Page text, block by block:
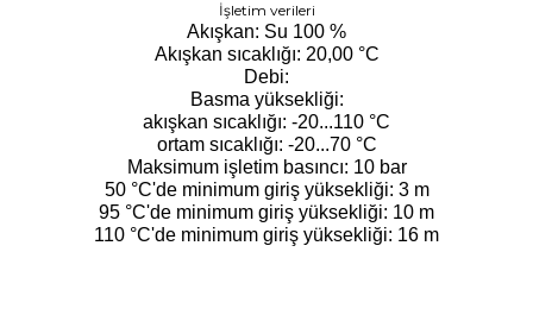
İşletim verileri
Akışkan: Su 100 %
Akışkan sıcaklığı: 20,00 °C
Debi:
Basma yüksekliği:
akışkan sıcaklığı: -20...110 °C
ortam sıcaklığı: -20...70 °C
Maksimum işletim basıncı: 10 bar
50 °C'de minimum giriş yüksekliği: 3 m
95 °C'de minimum giriş yüksekliği: 10 m
110 °C'de minimum giriş yüksekliği: 16 m